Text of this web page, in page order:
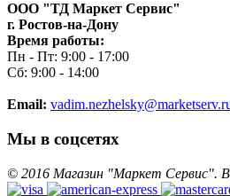
ООО "ТД Маркет Сервис"
г. Ростов-на-Дону
Время работы:
Пн - Пт: 9:00 - 17:00
Сб: 9:00 - 14:00
Email:
Мы в соцсетях
© 2016 Магазин "Маркет Сервис".